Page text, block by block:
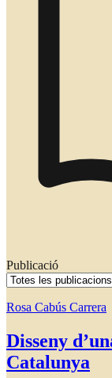
Publicació
Rosa Cabús Carrera
Disseny
Catalunya